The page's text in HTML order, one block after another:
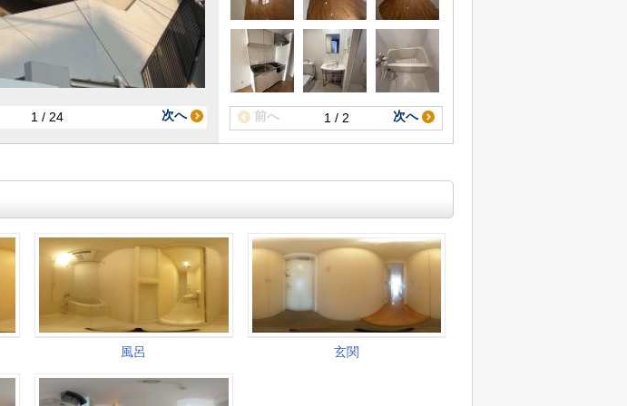
1 / 24 次へ 1 / 2
前へ 次へ